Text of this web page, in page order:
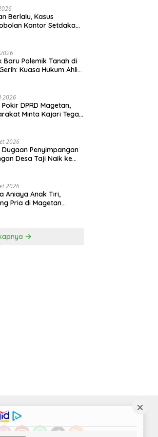
Berlalu, Kasus
Kantor Setdakab
Baru Polemik Tanah di
Kuasa Hukum Ahli
2026
Pokir DPRD Magetan,
Minta Kajari Tegak
2026
Dugaan Penyimpangan
Desa Taji Naik ke
2026
Aniaya Anak Tiri,
Pria di Magetan